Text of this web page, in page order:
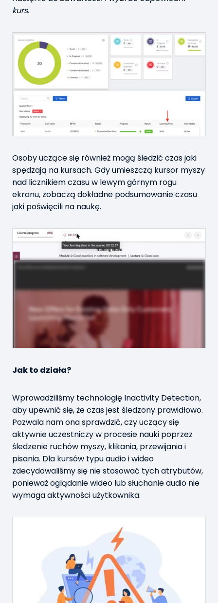
kurs.
Osoby uczące się również mogą śledzić czas jaki
spędzają na kursach. Gdy umieszczą kursor myszy
nad licznikiem czasu w lewym górnym rogu
ekranu, zobaczą dokładne podsumowanie czasu
jaki poświęcili na naukę.
Jak to działa?
Wprowadziliśmy technologię Inactivity Detection,
aby upewnić się, że czas jest śledzony prawidłowo.
Pozwala nam ona sprawdzić, czy uczący się
aktywnie uczestniczy w procesie nauki poprzez
śledzenie ruchów myszy, klikania, przewijania i
pisania. Dla kursów typu audio i wideo
zdecydowaliśmy się nie stosować tych atrybutów,
ponieważ oglądanie wideo lub słuchanie audio nie
wymaga aktywności użytkownika.